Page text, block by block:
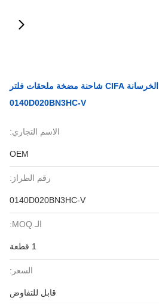
زومليون ملحقات الخرسانة CIFA شاحنة مضخة ملحقات فلتر
0140D020BN3HC-V
الاسم التجاري:
OEM
رقم الطراز:
0140D020BN3HC-V
الـ MOQ:
1 قطعة
السعر:
قابل للتفاوض